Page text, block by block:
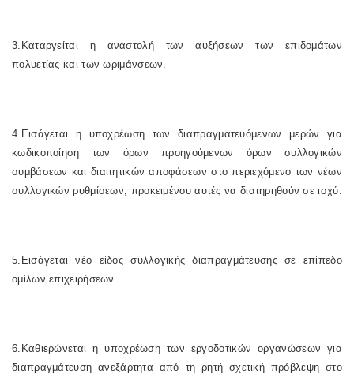
3.Καταργείται η αναστολή των αυξήσεων των επιδομάτων
πολυετίας και των ωριμάνσεων.
4.Εισάγεται η υποχρέωση των διαπραγματευόμενων μερών για
κωδικοποίηση των όρων προηγούμενων όρων συλλογικών
συμβάσεων και διαιτητικών αποφάσεων στο περιεχόμενο των νέων
συλλογικών ρυθμίσεων, προκειμένου αυτές να διατηρηθούν σε ισχύ.
5.Εισάγεται νέο είδος συλλογικής διαπραγμάτευσης σε επίπεδο
ομίλων επιχειρήσεων.
6.Καθιερώνεται η υποχρέωση των εργοδοτικών οργανώσεων για
διαπραγμάτευση ανεξάρτητα από τη ρητή σχετική πρόβλεψη στο